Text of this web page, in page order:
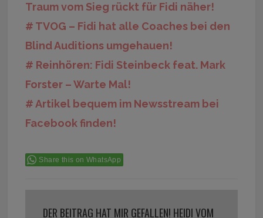
Traum vom Sieg rückt für Fidi näher!
# TVOG – Fidi hat alle Coaches bei den
Blind Auditions umgehauen!
# Reinhören: Fidi Steinbeck feat. Mark
Forster – Warte Mal!
# Artikel bequem im Newsstream bei
Facebook finden!
Share this on WhatsApp
DER BEITRAG HAT MIR GEFALLEN! HEIDI VOM